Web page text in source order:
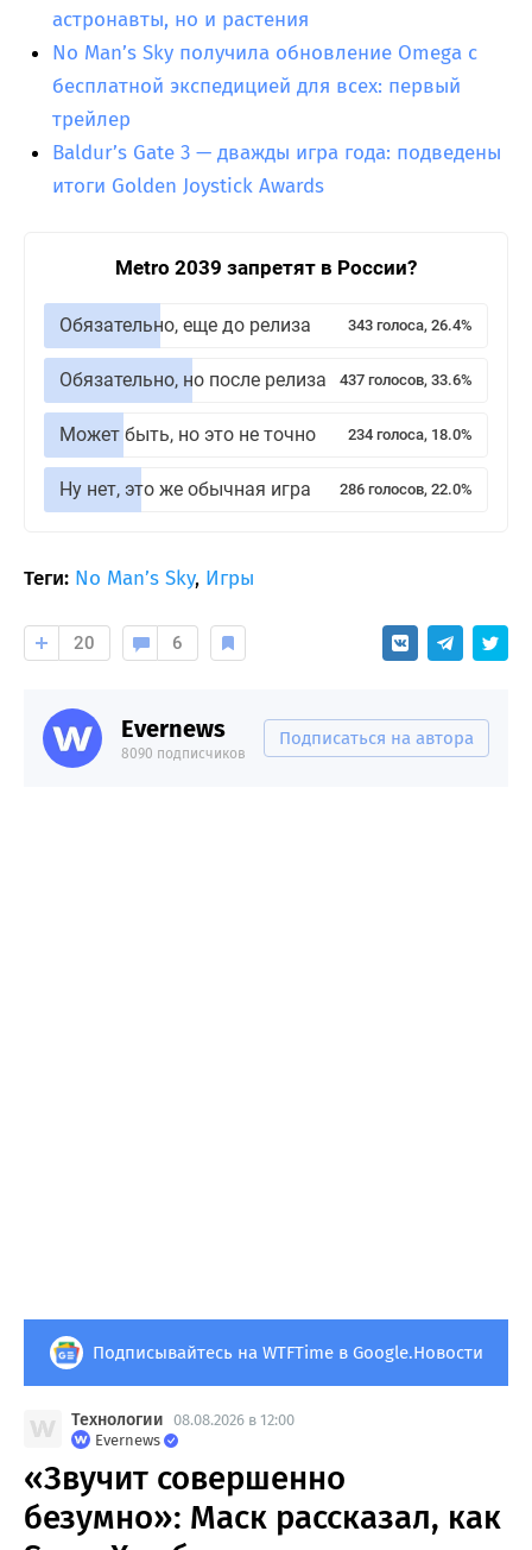
астронавты, но и растения
No Man’s Sky получила обновление Omega с
бесплатной экспедицией для всех: первый
трейлер
Baldur’s Gate 3 — дважды игра года: подведены
итоги Golden Joystick Awards
Metro 2039 запретят в России?
Обязательно, еще до релиза 343 голоса, 26.4%
Обязательно, но после релиза 437 голосов, 33.6%
Может быть, но это не точно 234 голоса, 18.0%
Ну нет, это же обычная игра 286 голосов, 22.0%
Теги: No Man’s Sky, Игры
20 6
Evernews
8090 подписчиков
Подписаться на автора
Подписывайтесь на WTFTime в Google.Новости
Технологии 08.08.2026 в 12:00
Evernews
«Звучит совершенно
безумно»: Маск рассказал, как